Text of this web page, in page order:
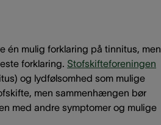
én mulig forklaring på tinnitus, men
forklaring. Stofskifteforeningen
og lydfølsomhed som mulige
men sammenhængen bør
med andre symptomer og mulige